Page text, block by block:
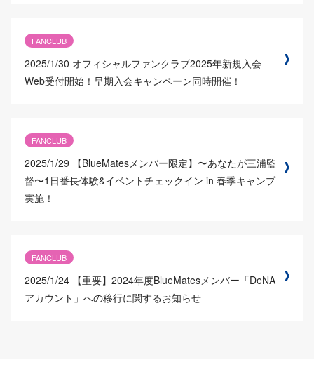
FANCLUB
2025/1/30 オフィシャルファンクラブ2025年新規入会
Web受付開始！早期入会キャンペーン同時開催！
FANCLUB
2025/1/29
【BlueMatesメンバー限定】〜あなたが三浦監
督〜1日番長体験&イベントチェックイン in 春季キャンプ
実施！
FANCLUB
2025/1/24 【重要】2024年度BlueMatesメンバー「DeNA
アカウント」への移行に関するお知らせ